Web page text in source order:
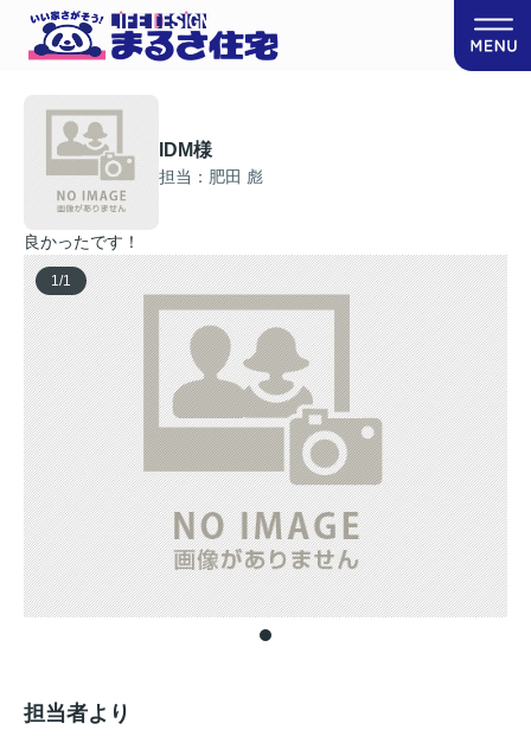
IDM様
担当：肥田 彪
良かったです！
1/1
担当者より